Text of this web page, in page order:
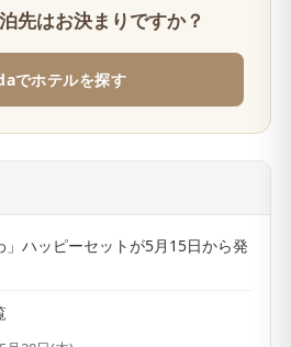
先はお決まりですか？
でホテルを探す
ハッピーセットが5月15日から発